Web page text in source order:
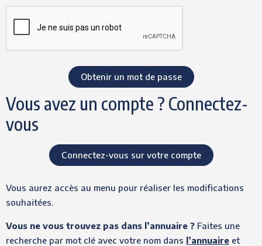
Vous avez un compte ? Connectez-
vous
Connectez-vous sur votre compte
Vous aurez accès au menu pour réaliser les modifications
souhaitées.
Vous ne vous trouvez pas dans l’annuaire ? Faites une
recherche par mot clé avec votre nom dans l’annuaire et